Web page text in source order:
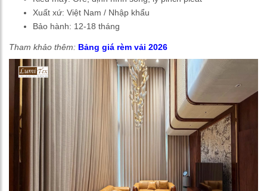
Xuất xứ: Việt Nam / Nhập khẩu
Bảo hành: 12-18 tháng
Tham khảo thêm: Bảng giá rèm vải 2026